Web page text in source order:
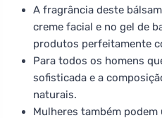
A fragrância deste
creme facial e no gel de
produtos perfeitamente
Para todos os homens
sofisticada e a
naturais.
Mulheres também